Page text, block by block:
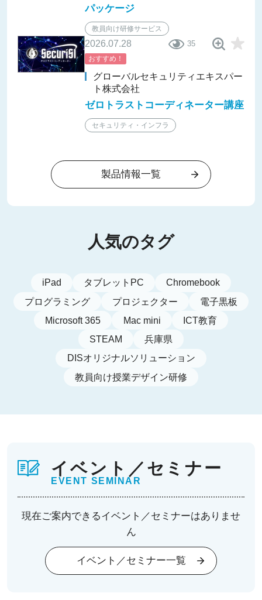
教員向け研修サービス
パッケージ
2026.07.28
おすすめ！
35
グローバルセキュリティエキスパー
ト株式会社
セキュリティ・インフラ
ゼロトラストコーディネーター講座
製品情報一覧
人気のタグ
iPad タブレットPC
Chromebook
プログラミング
プロジェクター
電子黒板
Microsoft 365
Mac mini
ICT教育
STEAM
兵庫県
DISオリジナルソリューション
教員向け授業デザイン研修
イベント／セミナー
EVENT SEMINAR
現在ご案内できるイベント／セミナーはありませ
ん
イベント／セミナー一覧